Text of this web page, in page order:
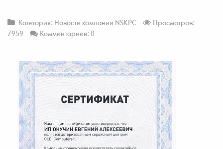
Категория: Новости компании NSKPC
Просмотров:
7959
Комментариев: 0